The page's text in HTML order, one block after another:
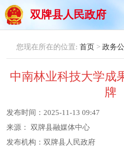
双牌县人民政府
您现在所在的位置: 首页 > 政务
中南林业科技大学成
牌
发布时间： 2025-11-13 09:47
来源： 双牌县融媒体中心
发布机构： 双牌县人民政府